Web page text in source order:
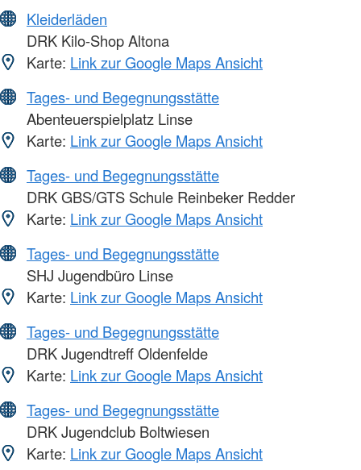
Kleiderläden
DRK Kilo-Shop Altona
Karte: Link zur Google Maps Ansicht
Tages- und Begegnungsstätte
Abenteuerspielplatz Linse
Karte: Link zur Google Maps Ansicht
Tages- und Begegnungsstätte
DRK GBS/GTS Schule Reinbeker Redder
Karte: Link zur Google Maps Ansicht
Tages- und Begegnungsstätte
SHJ Jugendbüro Linse
Karte: Link zur Google Maps Ansicht
Tages- und Begegnungsstätte
DRK Jugendtreff Oldenfelde
Karte: Link zur Google Maps Ansicht
Tages- und Begegnungsstätte
DRK Jugendclub Boltwiesen
Karte: Link zur Google Maps Ansicht